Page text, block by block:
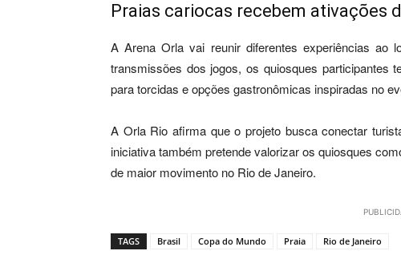
Praias cariocas recebem ativações
A Arena Orla vai reunir diferentes experiências ao
transmissões dos jogos, os quiosques participantes
para torcidas e opções gastronômicas inspiradas no
A Orla Rio afirma que o projeto busca conectar
iniciativa também pretende valorizar os quiosques
de maior movimento no Rio de Janeiro.
TAGS Brasil Copa do Mundo Praia Rio de Janeiro